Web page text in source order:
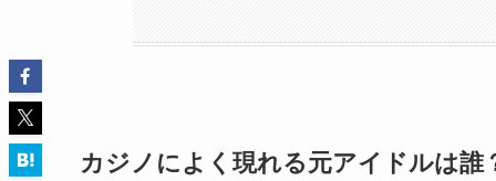
カジノによく現れる元アイドルは誰